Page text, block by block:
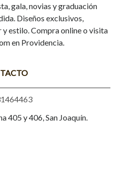
gala, novias y graduación
Diseños exclusivos,
estilo. Compra online o visita
en Providencia.
405 y 406, San Joaquín.